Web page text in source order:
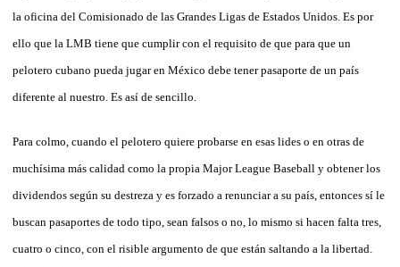
la oficina del Comisionado de las Grandes Ligas de Estados Unidos. Es por
ello que la LMB tiene que cumplir con el requisito de que para que un
pelotero cubano pueda jugar en México debe tener pasaporte de un país
diferente al nuestro. Es así de sencillo.
Para colmo, cuando el pelotero quiere probarse en esas lides o en otras de
muchísima más calidad como la propia Major League Baseball y obtener los
dividendos según su destreza y es forzado a renunciar a su país, entonces sí le
buscan pasaportes de todo tipo, sean falsos o no, lo mismo si hacen falta tres,
cuatro o cinco, con el risible argumento de que están saltando a la libertad.